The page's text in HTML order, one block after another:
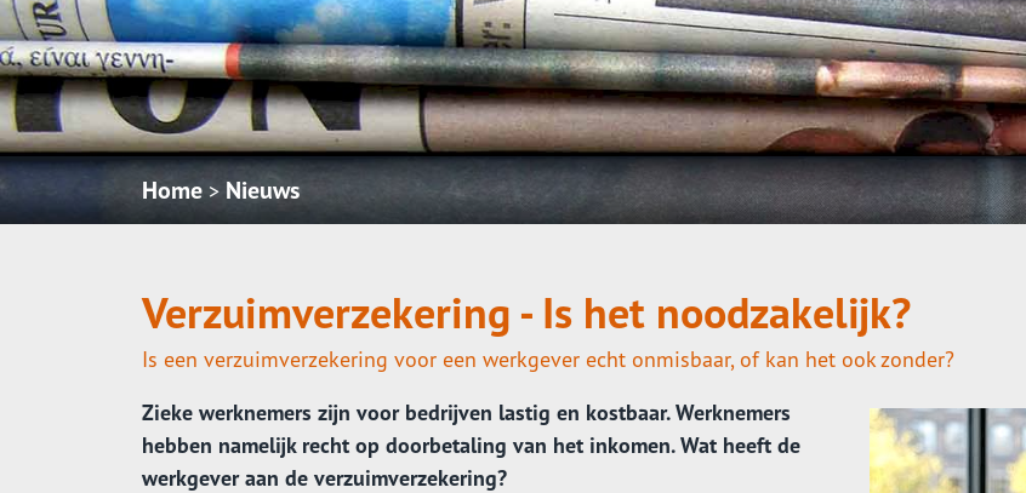
Verzekeren
Spaardiensten
Pensioen
Hypotheekadvisering
Renteverwachting
Maximale hypotheek
Hypotheekvormen
Stappenplan
Tips
Sparen
Home > Nieuws
Verzuimverzekering - Is het noodzakelijk?
Is een verzuimverzekering voor een werkgever echt onmisbaar, of kan het ook zonder?
Zieke werknemers zijn voor bedrijven lastig en kostbaar. Werknemers
hebben namelijk recht op doorbetaling van het inkomen. Wat heeft de
werkgever aan de verzuimverzekering?